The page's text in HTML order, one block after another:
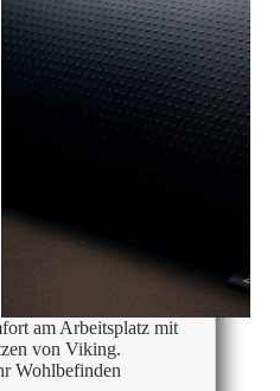
am Arbeitsplatz mit
von Viking.
Wohlbefinden